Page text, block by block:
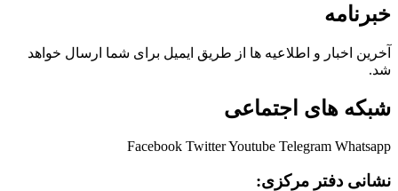
خبرنامه
آخرین اخبار و اطلاعیه ها از طریق ایمیل برای شما ارسال خواهد
شد.
شبکه های اجتماعی
Facebook TwitterYoutube Telegram Whatsapp
نشانی دفتر مرکزی: